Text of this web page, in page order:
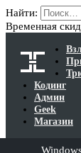
Найти:
Временная
Кодинг
Админ
Geek
Магазин